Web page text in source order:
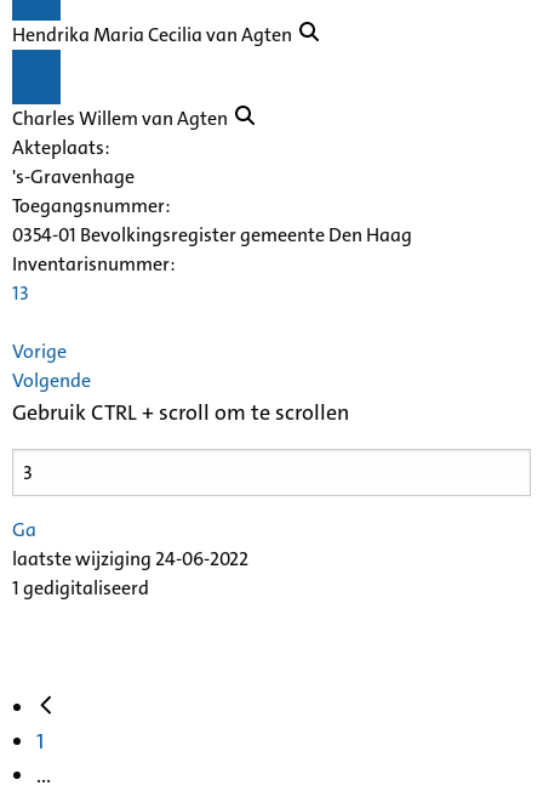
Hendrika Maria Cecilia van Agten
Charles Willem van Agten
Akteplaats:
's-Gravenhage
Toegangsnummer:
0354-01 Bevolkingsregister gemeente Den Haag
Inventarisnummer:
13
Vorige
Volgende
Gebruik CTRL + scroll om te scrollen
Ga
laatste wijziging 24-06-2022
1 gedigitaliseerd
1
...